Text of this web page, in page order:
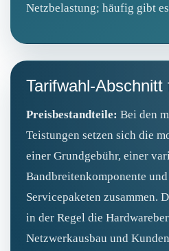
Netzbelastung; häufig gibt
Tarifwahl-
Preisbestandteile: Bei den
Teistungen setzen sich die
einer Grundgebühr, einer
Bandbreitenkomponente
Servicepaketen zusammen.
in der Regel die
Netzwerkausbau und